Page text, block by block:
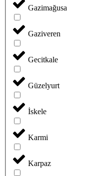
Gazimağusa
Gaziveren
Gecitkale
Güzelyurt
İskele
Karmi
Karpaz